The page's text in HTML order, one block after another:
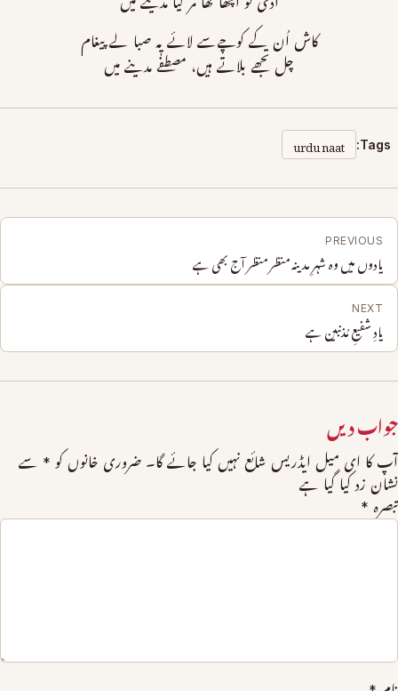
کاش اُن کے کوچےسے لائے یہ صبا لے پیغام
چل تجھے بلاتے ہیں، مصطفٰے مدینے میں
Tags:
urdu naat
PREVIOUS
یادوں میں وہ شہرِ مدینہ منظر منظر آج بھی ہے
NEXT
یادِ شفیعِ مُذنبین ہے
جواب دیں
آپ کا ای میل ایڈریس شائع نہیں کیا جائے گا۔ ضروری خانوں کو * سے
نشان زد کیا گیا ہے
تبصرہ *